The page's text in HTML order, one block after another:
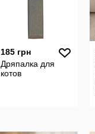
185 грн
Дряпалка для
котов